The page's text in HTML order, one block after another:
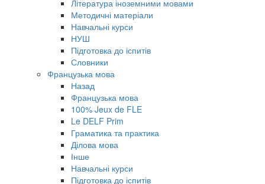
Література іноземними мовами
Методичні матеріали
Навчальні курси
НУШ
Підготовка до іспитів
Словники
Французька мова
Назад
Французька мова
100% Jeux de FLE
Le DELF Prim
Граматика та практика
Ділова мова
Інше
Навчальні курси
Підготовка до іспитів